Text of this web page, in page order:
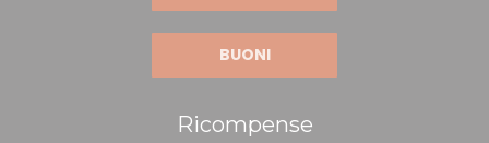
BUONI
Ricompense